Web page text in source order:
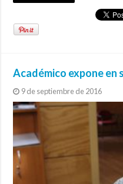
Académico expone en
9 de septiembre de 2016